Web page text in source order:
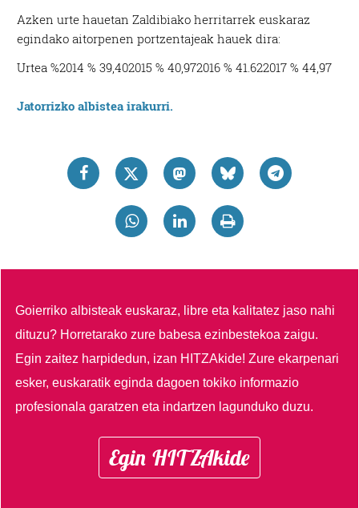
Azken urte hauetan Zaldibiako herritarrek euskaraz
egindako aitorpenen portzentajeak hauek dira:
Urtea %2014 % 39,402015 % 40,972016 % 41.622017 % 44,97
Jatorrizko albistea irakurri.
Goierriko albisteak euskaraz, libre eta kalitatez jaso nahi
dituzu? Horretarako zure babesa ezinbestekoa zaigu.
Egin zaitez harpidedun, izan HITZAkide!Zure ekarpenari
esker, euskaratik eginda dagoen tokiko informazio
profesionala garatzen eta indartzen lagunduko duzu.
Egin HITZAkide